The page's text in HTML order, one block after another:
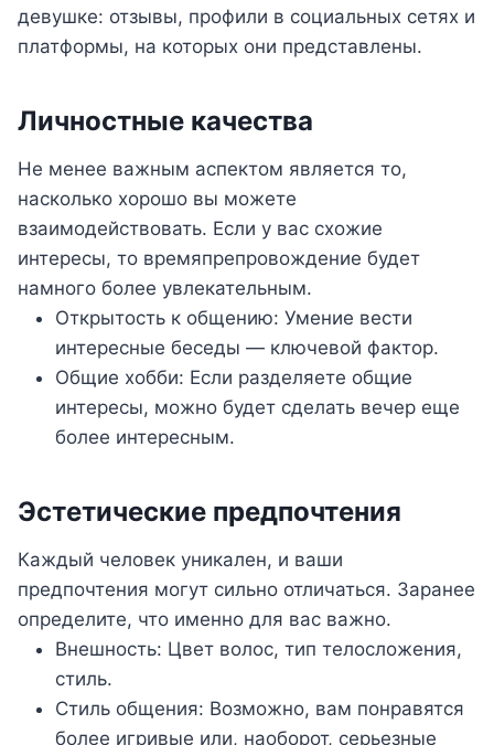
девушке: отзывы, профили в социальных сетях и
платформы, на которых они представлены.
Личностные качества
Не менее важным аспектом является то,
насколько хорошо вы можете
взаимодействовать. Если у вас схожие
интересы, то времяпрепровождение будет
намного более увлекательным.
Открытость к общению: Умение вести
интересные беседы — ключевой фактор.
Общие хобби: Если разделяете общие
интересы, можно будет сделать вечер еще
более интересным.
Эстетические предпочтения
Каждый человек уникален, и ваши
предпочтения могут сильно отличаться. Заранее
определите, что именно для вас важно.
Внешность: Цвет волос, тип телосложения,
стиль.
Стиль общения: Возможно, вам понравятся
более игривые или, наоборот, серьезные